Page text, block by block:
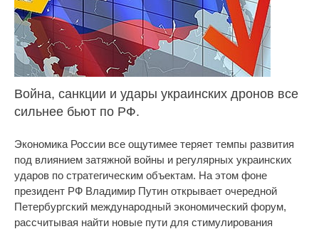
Война, санкции и удары украинских дронов все
сильнее бьют по РФ.
Экономика России все ощутимее теряет темпы развития
под влиянием затяжной войны и регулярных украинских
ударов по стратегическим объектам. На этом фоне
президент РФ Владимир Путин открывает очередной
Петербургский международный экономический форум,
рассчитывая найти новые пути для стимулирования